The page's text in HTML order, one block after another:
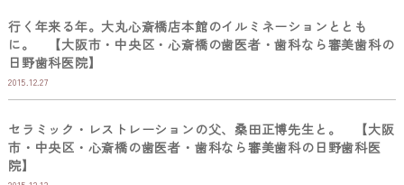
行く年来る年。大丸心斎橋店本館のイルミネーションととも
に。 【大阪市・中央区・心斎橋の歯医者・歯科なら審美歯科の
日野歯科医院】
2015.12.27
セラミック・レストレーションの父、桑田正博先生と。 【大阪
市・中央区・心斎橋の歯医者・歯科なら審美歯科の日野歯科医
院】